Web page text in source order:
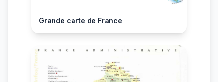
Grande carte de France